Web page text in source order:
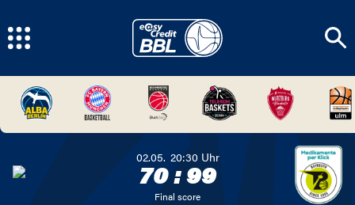
02.05. 20:30 Uhr
70:99
Final score